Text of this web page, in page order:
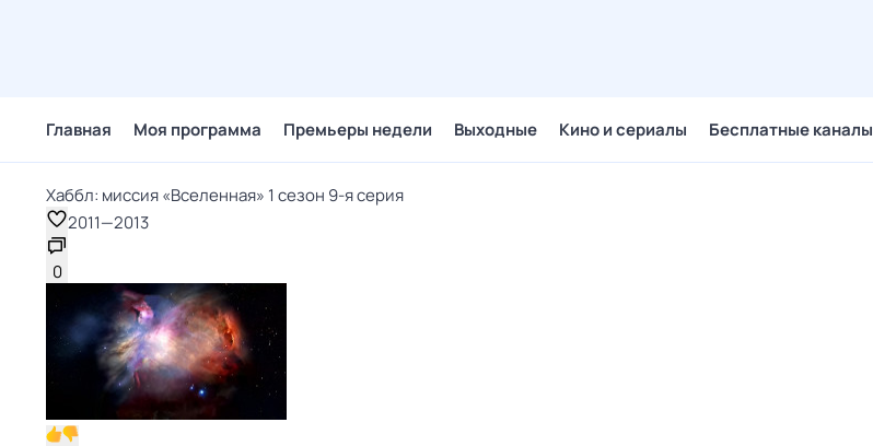
Главная Моя программа Премьеры недели Выходные Кино и сериалы Бесплатные каналы
Хаббл: миссия «Вселенная» 1 сезон 9-я серия
2011—2013
0